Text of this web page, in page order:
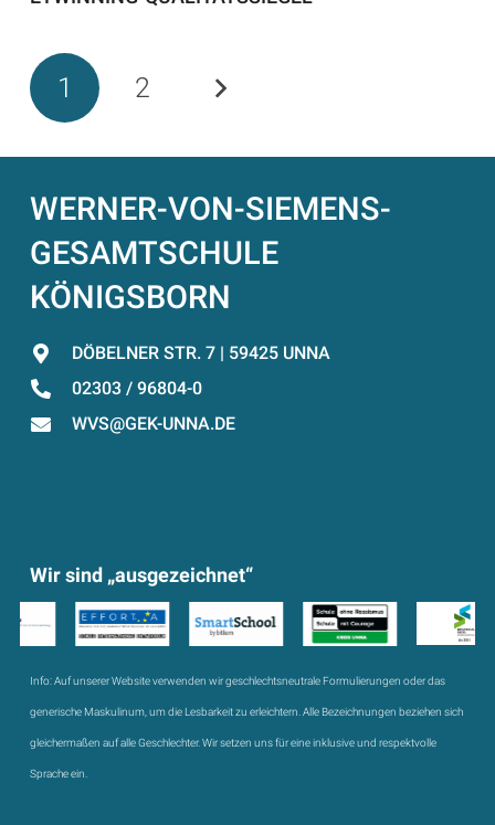
1 2
WERNER-VON-SIEMENS-
GESAMTSCHULE
KÖNIGSBORN
DÖBELNER STR. 7 | 59425 UNNA
02303 / 96804-0
WVS@GEK-UNNA.DE
Wir sind „ausgezeichnet“
Info:Auf unserer Website verwenden wir geschlechtsneutrale Formulierungen oder das
generische Maskulinum, um die Lesbarkeit zu erleichtern. Alle Bezeichnungen beziehen sich
gleichermaßen auf alle Geschlechter. Wir setzen uns für eine inklusive und respektvolle
Sprache ein.